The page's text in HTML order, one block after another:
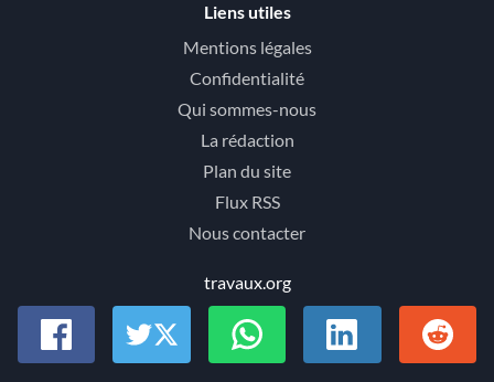
Liens utiles
Mentions légales
Confidentialité
Qui sommes-nous
La rédaction
Plan du site
Flux RSS
Nous contacter
travaux.org